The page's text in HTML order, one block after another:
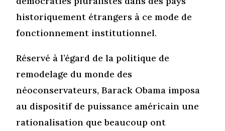
historiquement étrangers à ce mode de
fonctionnement institutionnel.
Réservé à l’égard de la politique de
remodelage du monde des
néoconservateurs, Barack Obama imposa
au dispositif de puissance américain une
rationalisation que beaucoup ont